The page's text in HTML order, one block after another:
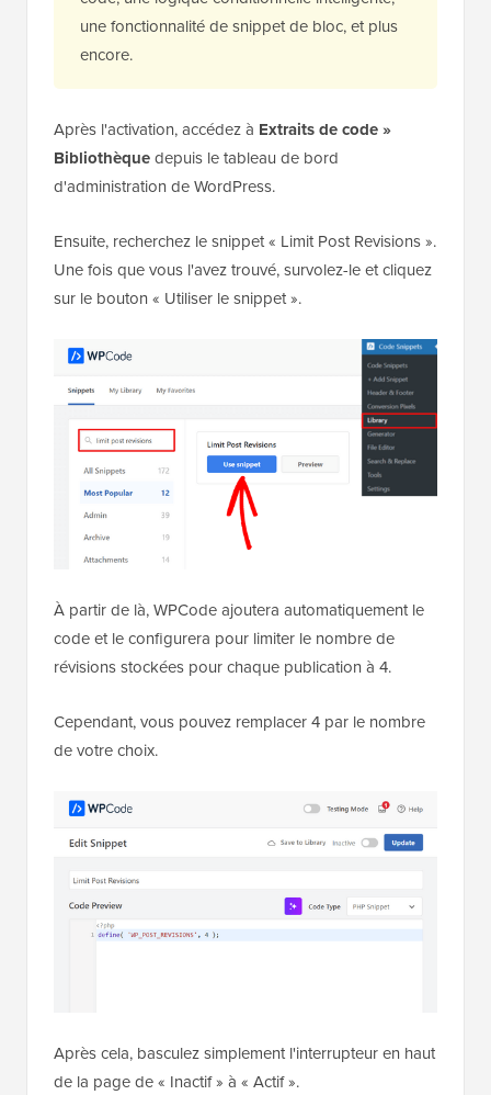
une fonctionnalité de snippet de bloc, et plus
encore.
Après l'activation, accédez à Extraits de code »
Bibliothèquedepuis le tableau de bord
d'administration de WordPress.
Ensuite, recherchez le snippet « Limit Post Revisions ».
Une fois que vous l'avez trouvé, survolez-le et cliquez
sur le bouton « Utiliser le snippet ».
À partir de là, WPCode ajoutera automatiquement le
code et le configurera pour limiter le nombre de
révisions stockées pour chaque publication à 4.
Cependant, vous pouvez remplacer 4 par le nombre
de votre choix.
Après cela, basculez simplement l'interrupteur en haut
de la page de « Inactif » à « Actif ».